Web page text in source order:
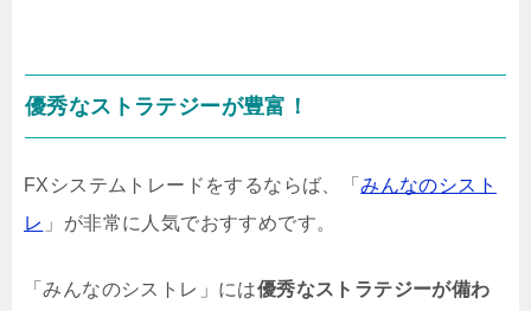
優秀なストラテジーが豊富！
FXシステムトレードをするならば、「みんなのシスト
レ 」が非常に人気でおすすめです。
「みんなのシストレ」には優秀なストラテジーが備わ